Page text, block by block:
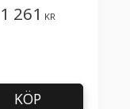
1 261 KR
KÖP